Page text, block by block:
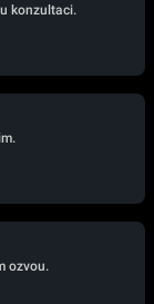
konzultaci.
ozvou.